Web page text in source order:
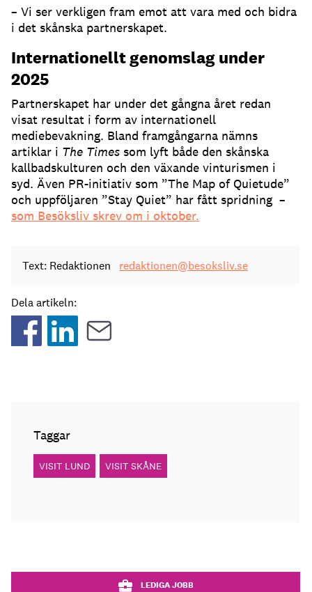
– Vi ser verkligen fram emot att vara med och bidra
i det skånska partnerskapet.
Internationellt genomslag under
2025
Partnerskapet har under det gångna året redan
visat resultat i form av internationell
mediebevakning. Bland framgångarna nämns
artiklar i The Times som lyft både den skånska
kallbadskulturen och den växande vinturismen i
syd. Även PR-initiativ som ”The Map of Quietude”
och uppföljaren ”Stay Quiet” har fått spridning –
som Besöksliv skrev om i oktober.
Text: Redaktionen redaktionen@besoksliv.se
Dela artikeln:
Taggar
VISIT LUND VISIT SKÅNE
LEDIGA JOBB